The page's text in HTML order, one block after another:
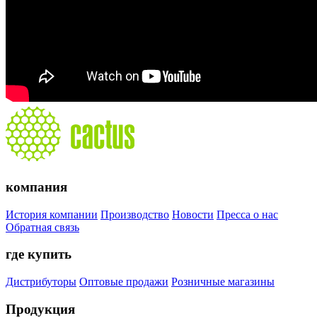
компания
История компании Производство Новости Пресса о нас
Обратная связь
где купить
Дистрибуторы Оптовые продажи Розничные магазины
Продукция